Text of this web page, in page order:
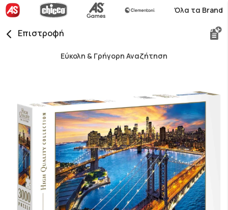
Όλα τα Brand
Επιστροφή
Εύκολη & Γρήγορη Αναζήτηση
images
gallery